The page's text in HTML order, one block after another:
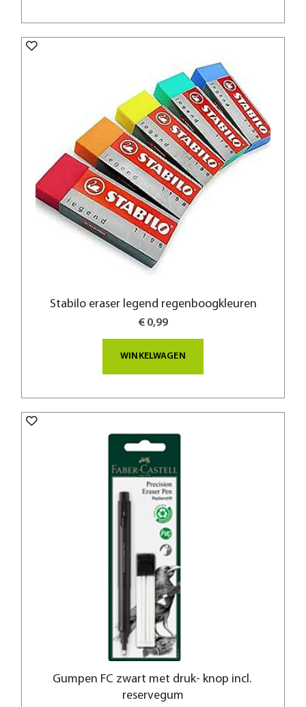
Stabilo eraser legend regenboogkleuren
€ 0,99
WINKELWAGEN
Gumpen FC zwart met druk- knop incl.
reservegum